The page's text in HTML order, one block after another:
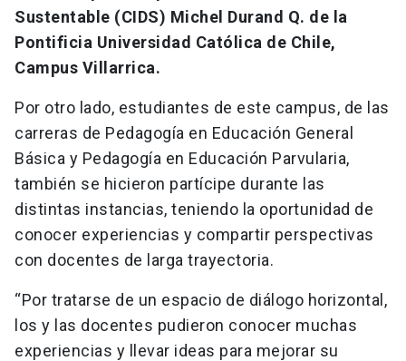
Sustentable (CIDS) Michel Durand Q. de la
Pontificia Universidad Católica de Chile,
Campus Villarrica.
Por otro lado, estudiantes de este campus, de las
carreras de Pedagogía en Educación General
Básica y Pedagogía en Educación Parvularia,
también se hicieron partícipe durante las
distintas instancias, teniendo la oportunidad de
conocer experiencias y compartir perspectivas
con docentes de larga trayectoria.
“Por tratarse de un espacio de diálogo horizontal,
los y las docentes pudieron conocer muchas
experiencias y llevar ideas para mejorar su